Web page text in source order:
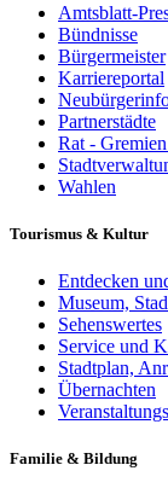
Amtsblatt-
Bündnisse
Bürgermeister
Karriereportal
Partnerstädte
Rat -
Wahlen
Tourismus & Kultur
Entdecken
Museum,
Sehenswertes
Service und
Stadtplan,
Übernachten
Familie & Bildung